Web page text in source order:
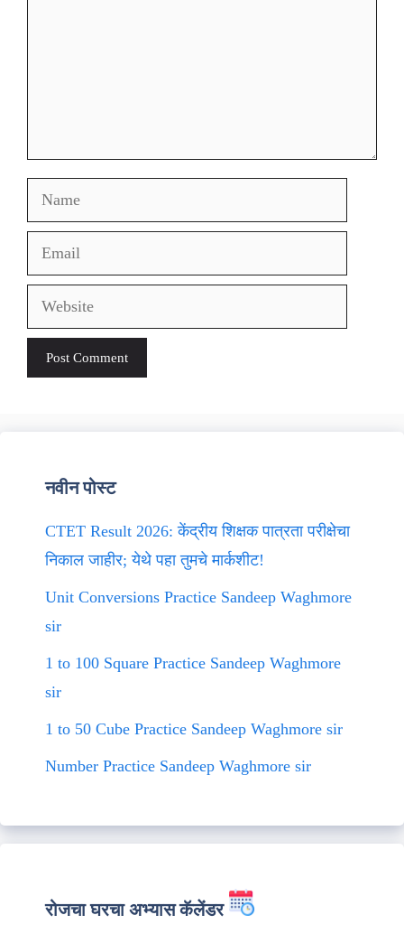
Name
Email
Website
नवीन पोस्ट
CTET Result 2026: केंद्रीय शिक्षक पात्रता परीक्षेचा
निकाल जाहीर; येथे पहा तुमचे मार्कशीट!
Unit Conversions Practice Sandeep Waghmore
sir
1 to 100 Square Practice Sandeep Waghmore
sir
1 to 50 Cube Practice Sandeep Waghmore sir
Number Practice Sandeep Waghmore sir
रोजचा घरचा अभ्यास कॅलेंडर